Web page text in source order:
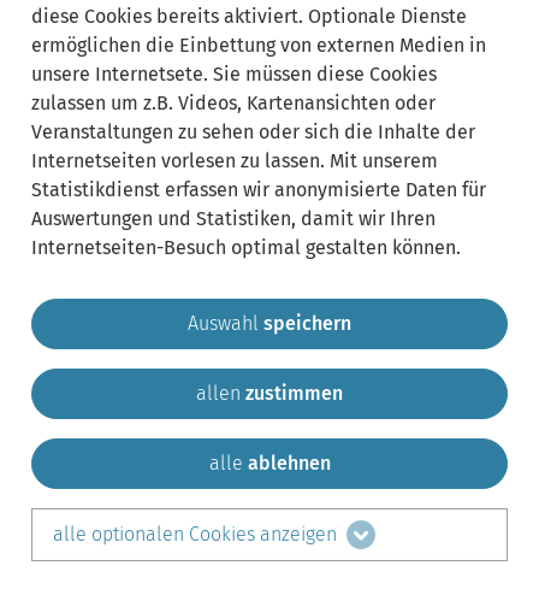
Gemeinde Krailling Impressum
Sitemap
Kontakt
teilen auf:
LinkedIn
diese Cookies bereits aktiviert. Optionale Dienste
ermöglichen die Einbettung von externen Medien in
unsere Internetsete. Sie müssen diese Cookies
zulassen um z.B. Videos, Kartenansichten oder
Veranstaltungen zu sehen oder sich die Inhalte der
Internetseiten vorlesen zu lassen. Mit unserem
Statistikdienst erfassen wir anonymisierte Daten für
Auswertungen und Statistiken, damit wir Ihren
Internetseiten-Besuch optimal gestalten können.
Auswahl speichern
allen zustimmen
alle ablehnen
alle optionalen Cookies anzeigen